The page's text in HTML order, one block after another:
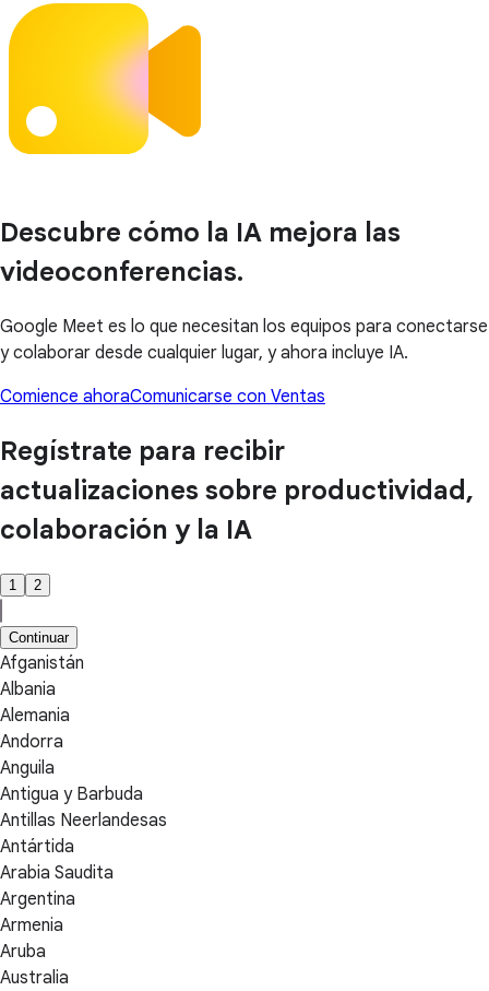
Descubre cómo la IA mejora las
videoconferencias.
Google Meet es lo que necesitan los equipos para conectarse
y colaborar desde cualquier lugar, y ahora incluye IA.
Comience ahoraComunicarse con Ventas
Regístrate para recibir
actualizaciones sobre productividad,
colaboración y la IA
1 2
Continuar
Afganistán
Albania
Alemania
Andorra
Anguila
Antigua y Barbuda
Antillas Neerlandesas
Antártida
Arabia Saudita
Argentina
Armenia
Aruba
Australia